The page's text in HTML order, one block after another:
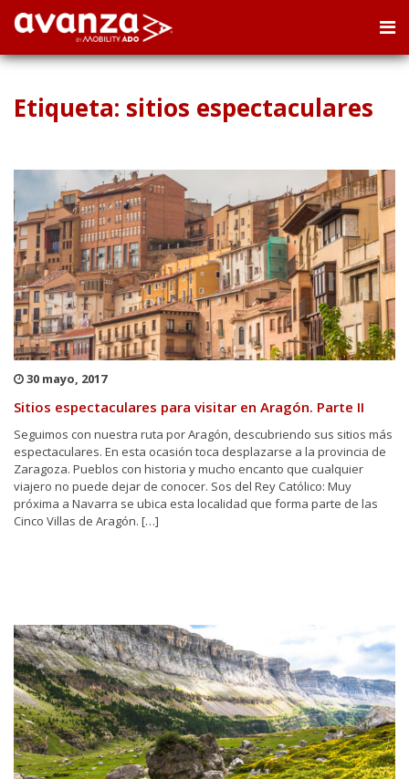
Etiqueta: sitios espectaculares
30 mayo, 2017
Sitios espectaculares para visitar en Aragón. Parte II
Seguimos con nuestra ruta por Aragón, descubriendo sus sitios más
espectaculares. En esta ocasión toca desplazarse a la provincia de
Zaragoza. Pueblos con historia y mucho encanto que cualquier
viajero no puede dejar de conocer. Sos del Rey Católico: Muy
próxima a Navarra se ubica esta localidad que forma parte de las
Cinco Villas de Aragón. […]